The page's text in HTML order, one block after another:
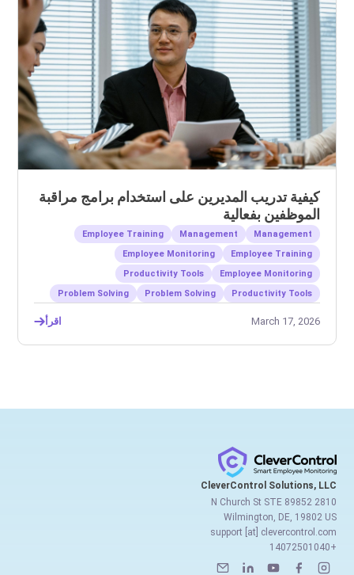
كيفية تدريب المديرين على استخدام برامج مراقبة
الموظفين بفعالية
Management
Management
Employee Training
Employee Training
Employee Monitoring
Employee Monitoring
Productivity Tools
Productivity Tools
Problem Solving
Problem Solving
March 17, 2026 اقرأ
CleverControl Solutions, LLC
2810 N Church St STE 89852
Wilmington, DE, 19802 US
support [at] clevercontrol.com
+14072501040